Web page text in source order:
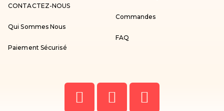
CONTACTEZ-NOUS
Qui Sommes Nous
Paiement Sécurisé
Commandes
FAQ